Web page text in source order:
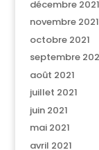
décembre 2021
novembre 2021
octobre 2021
septembre
août 2021
juillet 2021
juin 2021
mai 2021
avril 2021